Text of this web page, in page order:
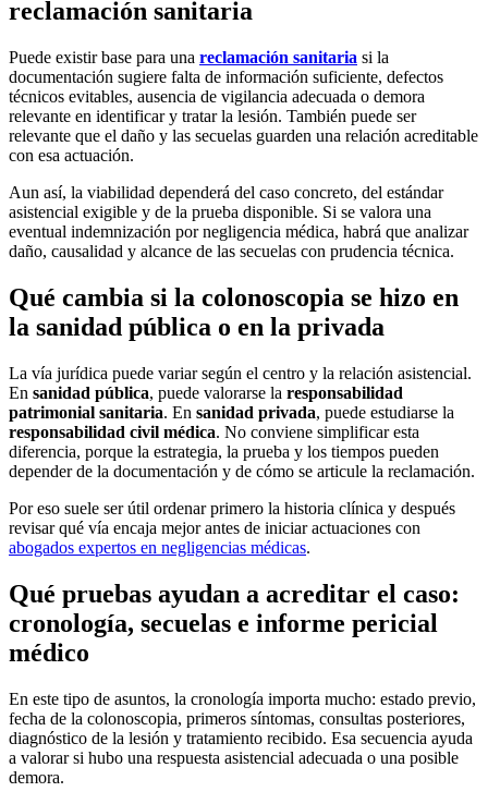
reclamación sanitaria
Puede existir base para una reclamación sanitaria si la
documentación sugiere falta de información suficiente, defectos
técnicos evitables, ausencia de vigilancia adecuada o demora
relevante en identificar y tratar la lesión. También puede ser
relevante que el daño y las secuelas guarden una relación acreditable
con esa actuación.
Aun así, la viabilidad dependerá del caso concreto, del estándar
asistencial exigible y de la prueba disponible. Si se valora una
eventual indemnización por negligencia médica, habrá que analizar
daño, causalidad y alcance de las secuelas con prudencia técnica.
Qué cambia si la colonoscopia se hizo en
la sanidad pública o en la privada
La vía jurídica puede variar según el centro y la relación asistencial.
En sanidad pública, puede valorarse la responsabilidad
patrimonial sanitaria. En sanidad privada, puede estudiarse la
responsabilidad civil médica. No conviene simplificar esta
diferencia, porque la estrategia, la prueba y los tiempos pueden
depender de la documentación y de cómo se articule la reclamación.
Por eso suele ser útil ordenar primero la historia clínica y después
revisar qué vía encaja mejor antes de iniciar actuaciones con
abogados expertos en negligencias médicas.
Qué pruebas ayudan a acreditar el caso:
cronología, secuelas e informe pericial
médico
En este tipo de asuntos, la cronología importa mucho: estado previo,
fecha de la colonoscopia, primeros síntomas, consultas posteriores,
diagnóstico de la lesión y tratamiento recibido. Esa secuencia ayuda
a valorar si hubo una respuesta asistencial adecuada o una posible
demora.